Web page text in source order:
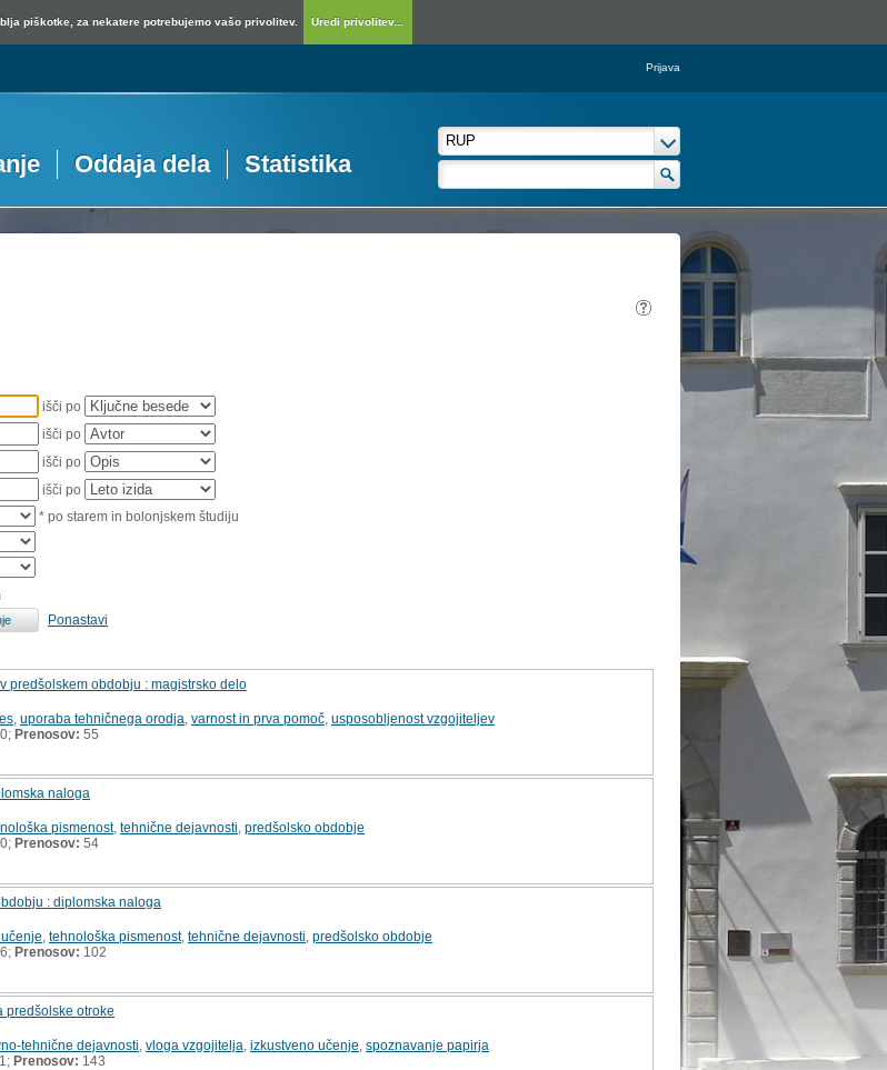
piškotke, za nekatere potrebujemo vašo privolitev. Uredi privolitev...
Prijava
Oddaja dela Statistika
išči po
išči po
išči po
išči po
* po starem in bolonjskem študiju
Ponastavi
predšolskem obdobju : magistrsko delo
uporaba tehničnega orodja varnost in prva pomoč usposobljenost vzgojiteljev
Prenosov: 55
naloga
pismenost, tehnične dejavnosti predšolsko obdobje
Prenosov: 54
: diplomska naloga
tehnološka pismenost, tehnične dejavnosti predšolsko obdobje
Prenosov: 102
predšolske otroke
tehnične dejavnosti vloga vzgojitelja izkustveno učenje spoznavanje papirja
Prenosov: 143